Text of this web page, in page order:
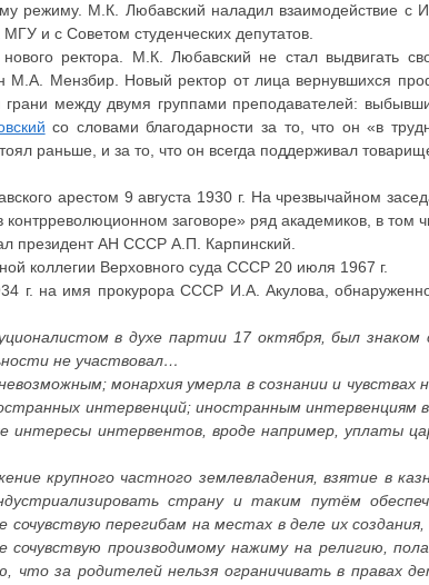
режиму. М.К. Любавский наладил взаимодействие с
и с Советом студенческих депутатов.
ректора. М.К. Любавский не стал выдвигать
М.А. Мензбир. Новый ректор от лица вернувшихся
между двумя группами преподавателей:
со словами благодарности за то, что он «в
раньше, и за то, что он всегда поддерживал
арестом 9 августа 1930 г. На чрезвычайном
заговоре» ряд академиков, в
президент АН СССР А.П. Карпинский.
коллегии Верховного суда СССР 20 июля 1967 г.
г. на имя прокурора СССР И.А. Акулова,
в духе партии 17 октября, был
не участвовал…
монархия умерла в сознании и чувствах
интервенций; иностранным интервенциям
интервентов, вроде например, уплаты
крупного частного землевладения, взятие в
страну и таким путём
перегибам на местах в деле их
производимому нажиму на религию,
за родителей нельзя ограничивать в правах